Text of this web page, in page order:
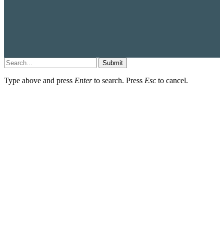
Submit
Type above and press Enterto search. Press Esc to cancel.